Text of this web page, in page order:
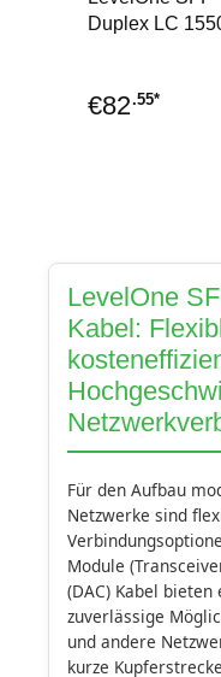
Duplex LC
€82.55*
LevelOne
Kabel:
Für den Aufbau
Netzwerke sind
Module
(DAC) Kabel
zuverlässige
und andere
kurze